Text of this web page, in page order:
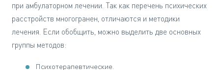
при амбулаторном лечении. Так как перечень психических
расстройств многогранен, отличаются и методики
лечения. Если обобщить, можно выделить две основных
группы методов:
Психотерапевтические.